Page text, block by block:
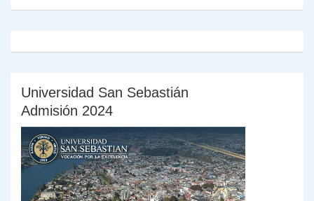
Universidad San Sebastián
Admisión 2024